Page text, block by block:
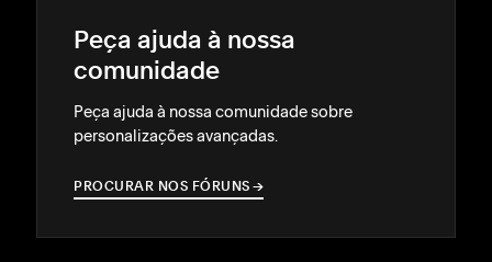
Peça ajuda à nossa
comunidade
Peça ajuda à nossa comunidade sobre
personalizações avançadas.
PROCURAR NOS FÓRUNS →
→